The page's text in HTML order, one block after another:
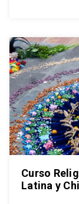
Curso
Latina y